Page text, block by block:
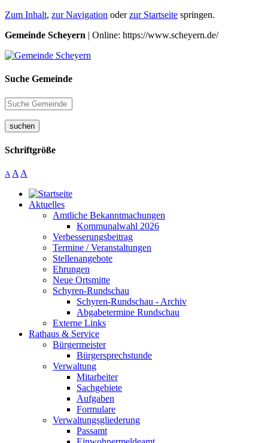
Zum Inhalt, zur Navigation oderzur Startseite springen.
Gemeinde Scheyern | Online: https://www.scheyern.de/
Suche Gemeinde
suchen
Schriftgröße
A A A
Aktuelles
Amtliche Bekanntmachungen
Kommunalwahl 2026
Verbesserungsbeitrag
Termine / Veranstaltungen
Stellenangebote
Ehrungen
Neue Ortsmitte
Schyren-Rundschau
Schyren-Rundschau - Archiv
Abgabetermine Rundschau
Externe Links
Rathaus & Service
Bürgermeister
Bürgersprechstunde
Verwaltung
Mitarbeiter
Sachgebiete
Aufgaben
Formulare
Verwaltungsgliederung
Passamt